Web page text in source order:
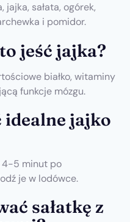
jajka, sałata, ogórek,
i pomidor.
jeść jajka?
białko, witaminy
funkcje mózgu.
idealne jajko
4-5 minut po
je w lodówce.
sałatkę z